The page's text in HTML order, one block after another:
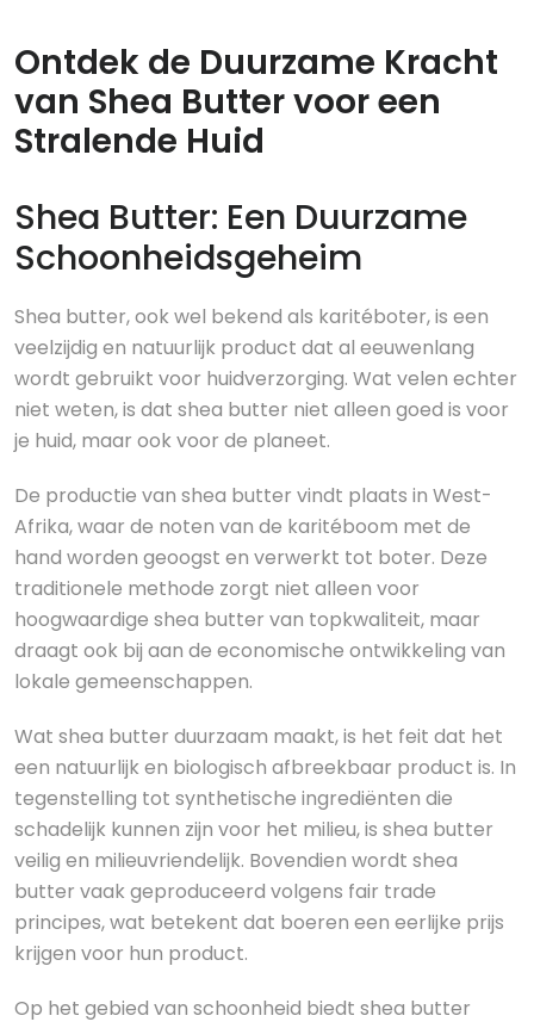
Ontdek de Duurzame Kracht
van Shea Butter voor een
Stralende Huid
Shea Butter: Een Duurzame
Schoonheidsgeheim
Shea butter, ook wel bekend als karitéboter, is een
veelzijdig en natuurlijk product dat al eeuwenlang
wordt gebruikt voor huidverzorging. Wat velen echter
niet weten, is dat shea butter niet alleen goed is voor
je huid, maar ook voor de planeet.
De productie van shea butter vindt plaats in West-
Afrika, waar de noten van de karitéboom met de
hand worden geoogst en verwerkt tot boter. Deze
traditionele methode zorgt niet alleen voor
hoogwaardige shea butter van topkwaliteit, maar
draagt ook bij aan de economische ontwikkeling van
lokale gemeenschappen.
Wat shea butter duurzaam maakt, is het feit dat het
een natuurlijk en biologisch afbreekbaar product is. In
tegenstelling tot synthetische ingrediënten die
schadelijk kunnen zijn voor het milieu, is shea butter
veilig en milieuvriendelijk. Bovendien wordt shea
butter vaak geproduceerd volgens fair trade
principes, wat betekent dat boeren een eerlijke prijs
krijgen voor hun product.
Op het gebied van schoonheid biedt shea butter